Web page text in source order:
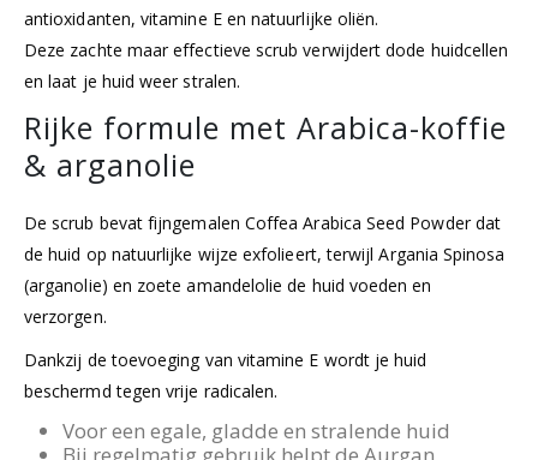
antioxidanten, vitamine E en natuurlijke oliën.
Deze zachte maar effectieve scrub verwijdert dode huidcellen
en laat je huid weer stralen.
Rijke formule met Arabica-koffie
& arganolie
De scrub bevat fijngemalen Coffea Arabica Seed Powder dat
de huid op natuurlijke wijze exfolieert, terwijl Argania Spinosa
(arganolie) en zoete amandelolie de huid voeden en
verzorgen.
Dankzij de toevoeging van vitamine E wordt je huid
beschermd tegen vrije radicalen.
Voor een egale, gladde en stralende huid
Bij regelmatig gebruik helpt de Aurgan